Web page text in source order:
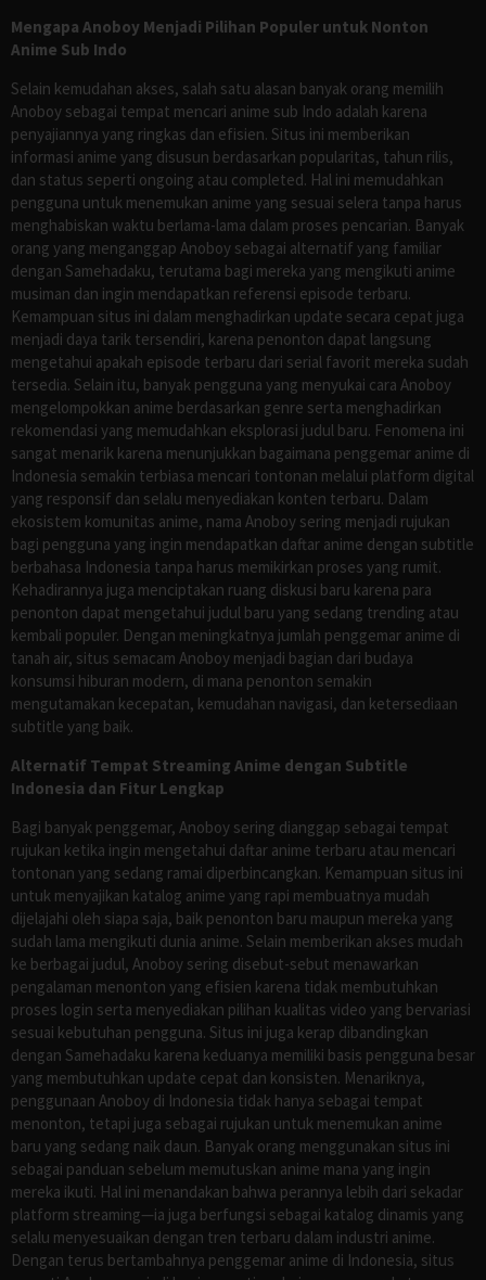
Mengapa Anoboy Menjadi Pilihan Populer untuk Nonton
Anime Sub Indo
Selain kemudahan akses, salah satu alasan banyak orang memilih
Anoboy sebagai tempat mencari anime sub Indo adalah karena
penyajiannya yang ringkas dan efisien. Situs ini memberikan
informasi anime yang disusun berdasarkan popularitas, tahun rilis,
dan status seperti ongoing atau completed. Hal ini memudahkan
pengguna untuk menemukan anime yang sesuai selera tanpa harus
menghabiskan waktu berlama-lama dalam proses pencarian. Banyak
orang yang menganggap Anoboy sebagai alternatif yang familiar
dengan Samehadaku, terutama bagi mereka yang mengikuti anime
musiman dan ingin mendapatkan referensi episode terbaru.
Kemampuan situs ini dalam menghadirkan update secara cepat juga
menjadi daya tarik tersendiri, karena penonton dapat langsung
mengetahui apakah episode terbaru dari serial favorit mereka sudah
tersedia. Selain itu, banyak pengguna yang menyukai cara Anoboy
mengelompokkan anime berdasarkan genre serta menghadirkan
rekomendasi yang memudahkan eksplorasi judul baru. Fenomena ini
sangat menarik karena menunjukkan bagaimana penggemar anime di
Indonesia semakin terbiasa mencari tontonan melalui platform digital
yang responsif dan selalu menyediakan konten terbaru. Dalam
ekosistem komunitas anime, nama Anoboy sering menjadi rujukan
bagi pengguna yang ingin mendapatkan daftar anime dengan subtitle
berbahasa Indonesia tanpa harus memikirkan proses yang rumit.
Kehadirannya juga menciptakan ruang diskusi baru karena para
penonton dapat mengetahui judul baru yang sedang trending atau
kembali populer. Dengan meningkatnya jumlah penggemar anime di
tanah air, situs semacam Anoboy menjadi bagian dari budaya
konsumsi hiburan modern, di mana penonton semakin
mengutamakan kecepatan, kemudahan navigasi, dan ketersediaan
subtitle yang baik.
Alternatif Tempat Streaming Anime dengan Subtitle
Indonesia dan Fitur Lengkap
Bagi banyak penggemar, Anoboy sering dianggap sebagai tempat
rujukan ketika ingin mengetahui daftar anime terbaru atau mencari
tontonan yang sedang ramai diperbincangkan. Kemampuan situs ini
untuk menyajikan katalog anime yang rapi membuatnya mudah
dijelajahi oleh siapa saja, baik penonton baru maupun mereka yang
sudah lama mengikuti dunia anime. Selain memberikan akses mudah
ke berbagai judul, Anoboy sering disebut-sebut menawarkan
pengalaman menonton yang efisien karena tidak membutuhkan
proses login serta menyediakan pilihan kualitas video yang bervariasi
sesuai kebutuhan pengguna. Situs ini juga kerap dibandingkan
dengan Samehadaku karena keduanya memiliki basis pengguna besar
yang membutuhkan update cepat dan konsisten. Menariknya,
penggunaan Anoboy di Indonesia tidak hanya sebagai tempat
menonton, tetapi juga sebagai rujukan untuk menemukan anime
baru yang sedang naik daun. Banyak orang menggunakan situs ini
sebagai panduan sebelum memutuskan anime mana yang ingin
mereka ikuti. Hal ini menandakan bahwa perannya lebih dari sekadar
platform streaming—ia juga berfungsi sebagai katalog dinamis yang
selalu menyesuaikan dengan tren terbaru dalam industri anime.
Dengan terus bertambahnya penggemar anime di Indonesia, situs